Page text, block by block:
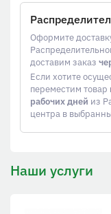
Оформите
доставим заказ
Если хотите
переместим товар
рабочих дней из
центра в
Наши услуги